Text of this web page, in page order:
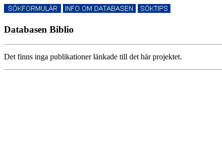
Databasen Biblio
Det finns inga publikationer länkade till det här projektet.